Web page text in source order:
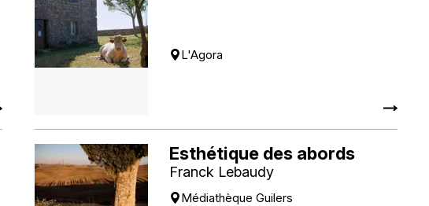
L'Agora
Esthétique des abords
Franck Lebaudy
Médiathèque Guilers